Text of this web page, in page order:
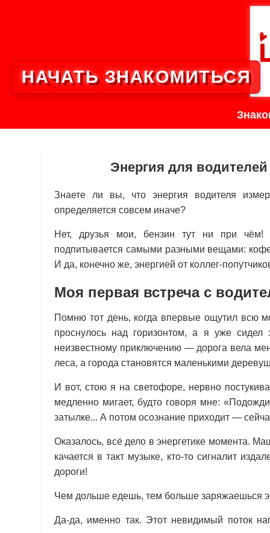
Энергия для
Знаете ли вы, что энергия водителя
определяется совсем иначе?
Нет, друзья мои, бензин тут ни при чём!
подпитывается самыми разными вещами:
И да, конечно же, энергией от коллег-
Моя первая встреча с
Помню тот день, когда впервые ощутил всю
проснулось над горизонтом, а я уже сидел
неизвестному приключению — дорога вела
леса, а города становятся маленькими
И вот, стою я на светофоре, нервно
медленно мигает, будто говоря мне:
затылке... А потом осознание приходит —
Оказалось, всё дело в энергетике момента.
качается в такт музыке, кто-то сигналит
дороги!
Чем дольше едешь, тем больше заряжаешься
Да-да, именно так. Этот невидимый поток
НАЧАТЬ ЗНАКОМИТЬСЯ